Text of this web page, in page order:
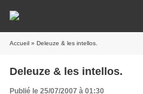
Accueil » Deleuze & les intellos.
Deleuze & les intellos.
Publié le 25/07/2007 à 01:30